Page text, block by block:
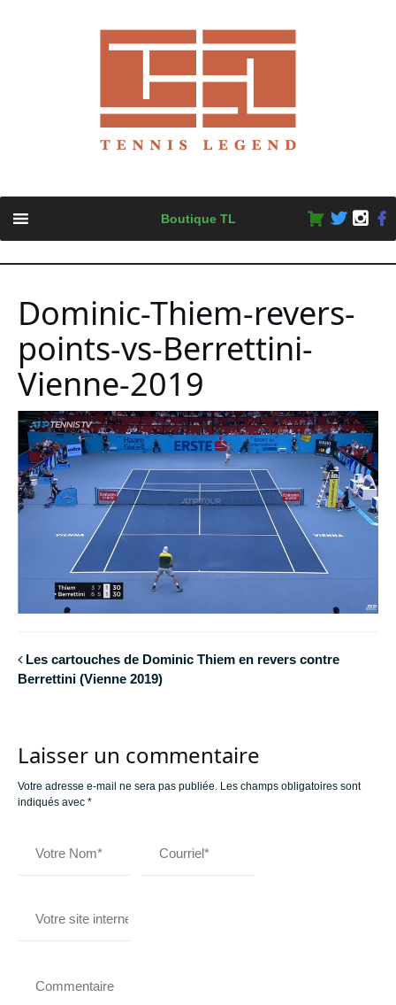
content
Boutique TL
Dominic-Thiem-revers-
points-vs-Berrettini-
Vienne-2019
Les cartouches de Dominic Thiem en revers contre
Berrettini (Vienne 2019)
Laisser un commentaire
Votre adresse e-mail ne sera pas publiée. Les champs obligatoires sont
indiqués avec *